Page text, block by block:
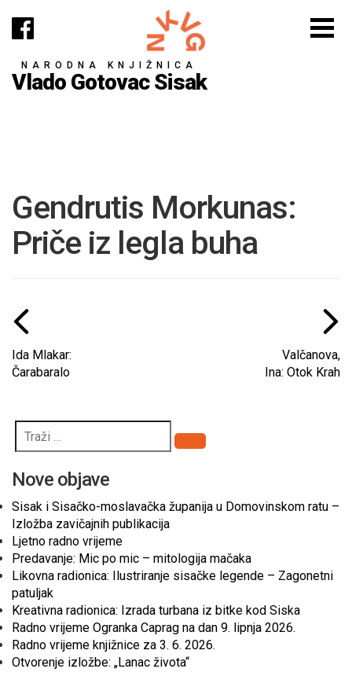
NARODNA KNJIŽNICA
Vlado Gotovac Sisak
Gendrutis Morkunas:
Priče iz legla buha
Ida Mlakar:
Čarabaralo
Valčanova,
Ina: Otok Krah
Pretraži
Nove objave
Sisak i Sisačko-moslavačka županija u Domovinskom ratu –
Izložba zavičajnih publikacija
Ljetno radno vrijeme
Predavanje: Mic po mic – mitologija mačaka
Likovna radionica: Ilustriranje sisačke legende – Zagonetni
patuljak
Kreativna radionica: Izrada turbana iz bitke kod Siska
Radno vrijeme Ogranka Caprag na dan 9. lipnja 2026.
Radno vrijeme knjižnice za 3. 6. 2026.
Otvorenje izložbe: „Lanac života“